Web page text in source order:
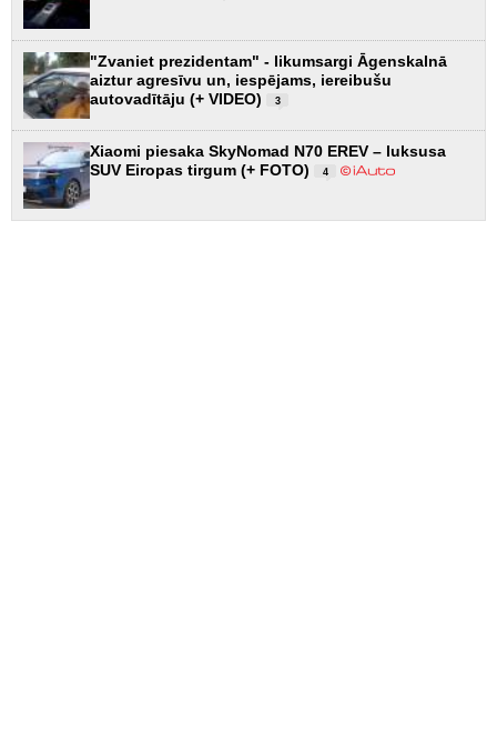
"Zvaniet prezidentam" - likumsargi Āgenskalnā
aiztur agresīvu un, iespējams, iereibušu
autovadītāju (+ VIDEO)
3
Xiaomi piesaka SkyNomad N70 EREV – luksusa
SUV Eiropas tirgum (+ FOTO)
4